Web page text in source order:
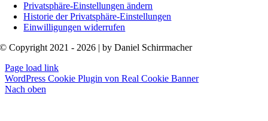
Privatsphäre-Einstellungen ändern
Historie der Privatsphäre-Einstellungen
Einwilligungen widerrufen
© Copyright 2021 - 2026 | by Daniel Schirrmacher
Page load link
WordPress Cookie Plugin von Real Cookie Banner
Nach oben